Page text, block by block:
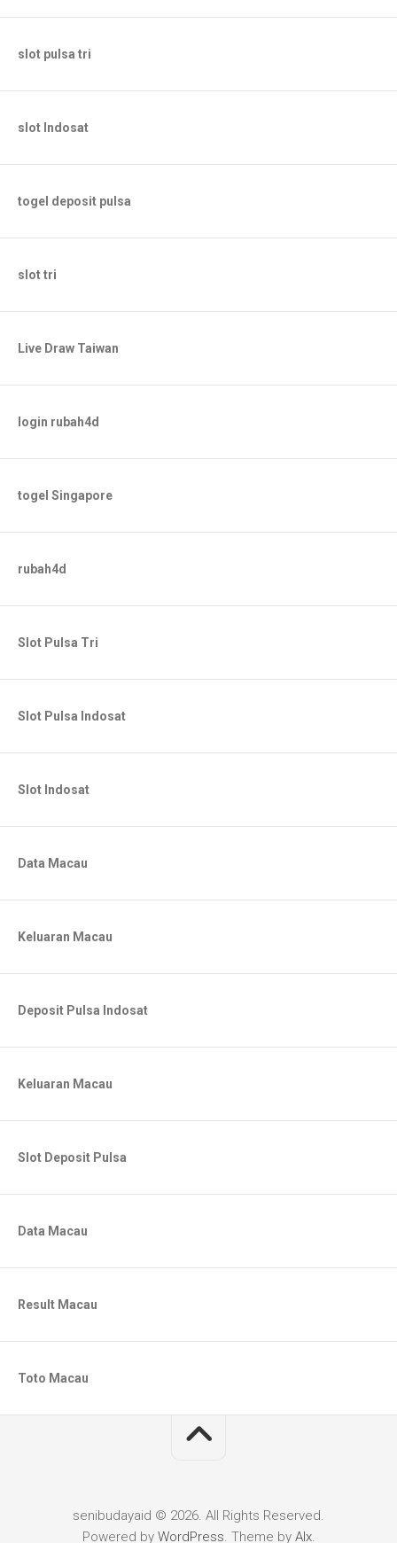
slot pulsa tri
slot Indosat
togel deposit pulsa
slot tri
Live Draw Taiwan
login rubah4d
togel Singapore
rubah4d
Slot Pulsa Tri
Slot Pulsa Indosat
Slot Indosat
Data Macau
Keluaran Macau
Deposit Pulsa Indosat
Keluaran Macau
Slot Deposit Pulsa
Data Macau
Result Macau
Toto Macau
senibudayaid © 2026. All Rights Reserved.
Powered by WordPress. Theme by Alx.